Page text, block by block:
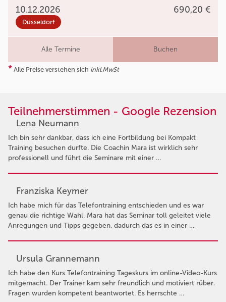
10.12.2026 690,20 €
Düsseldorf
Alle Termine Buchen
* Alle Preise verstehen sich inkl.MwSt
Teilnehmerstimmen - Google Rezension
Lena Neumann
Ich bin sehr dankbar, dass ich eine Fortbildung bei Kompakt
Training besuchen durfte. Die Coachin Mara ist wirklich sehr
professionell und führt die Seminare mit einer …
Franziska Keymer
Ich habe mich für das Telefontraining entschieden und es war
genau die richtige Wahl. Mara hat das Seminar toll geleitet viele
Anregungen und Tipps gegeben, dadurch das es in einer …
Ursula Grannemann
Ich habe den Kurs Telefontraining Tageskurs im online-Video-Kurs
mitgemacht. Der Trainer kam sehr freundlich und motiviert rüber.
Fragen wurden kompetent beantwortet. Es herrschte …